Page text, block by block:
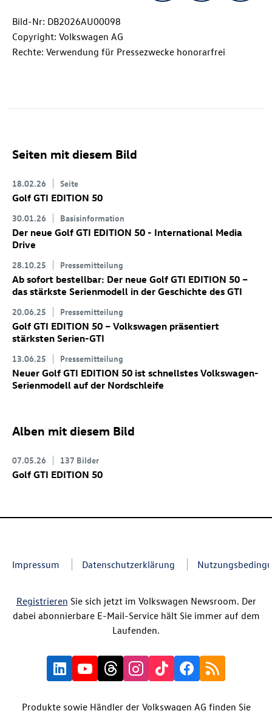
Bild-Nr: DB2026AU00098
Copyright: Volkswagen AG
Rechte: Verwendung für Pressezwecke honorarfrei
Seiten mit diesem Bild
18.02.26 Seite
Golf GTI EDITION 50
30.01.26 Basisinformation
Der neue Golf GTI EDITION 50 - International Media
Drive
28.10.25 Pressemitteilung
Ab sofort bestellbar: Der neue Golf GTI EDITION 50 –
das stärkste Serienmodell in der Geschichte des GTI
20.06.25 Pressemitteilung
Golf GTI EDITION 50 – Volkswagen präsentiert
stärksten Serien-GTI
13.06.25 Pressemitteilung
Neuer Golf GTI EDITION 50 ist schnellstes Volkswagen-
Serienmodell auf der Nordschleife
Alben mit diesem Bild
07.05.26 137 Bilder
Golf GTI EDITION 50
Impressum Datenschutzerklärung
Registrieren Sie sich jetzt im Volkswagen Newsroom. Der
dabei abonnierbare E-Mail-Service hält Sie immer auf dem
Laufenden.
Produkte sowie Händler der Volkswagen AG finden Sie